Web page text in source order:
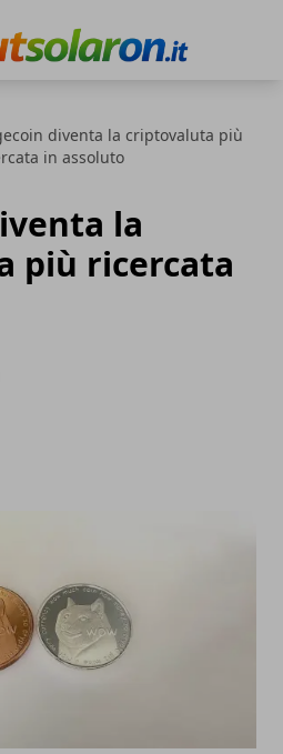
diventa la criptovaluta più
in assoluto
la
più ricercata